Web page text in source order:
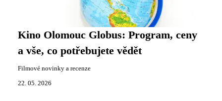
Kino Olomouc Globus: Program, ceny
a vše, co potřebujete vědět
Filmové novinky a recenze
22. 05. 2026